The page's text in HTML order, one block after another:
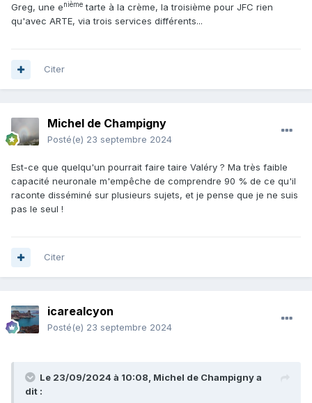
Greg, une enième tarte à la crème, la troisième pour JFC rien
qu'avec ARTE, via trois services différents...
Citer
Michel de Champigny
Posté(e) 23 septembre 2024
Est-ce que quelqu'un pourrait faire taire Valéry ? Ma très faible
capacité neuronale m'empêche de comprendre 90 % de ce qu'il
raconte disséminé sur plusieurs sujets, et je pense que je ne suis
pas le seul !
Citer
icarealcyon
Posté(e) 23 septembre 2024
Le 23/09/2024 à 10:08, Michel de Champignya
dit :